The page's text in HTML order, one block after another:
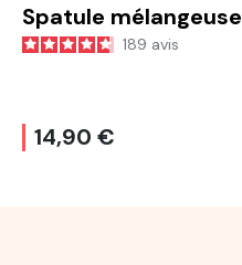
Spatule mélangeuse
189 avis
14,90 €